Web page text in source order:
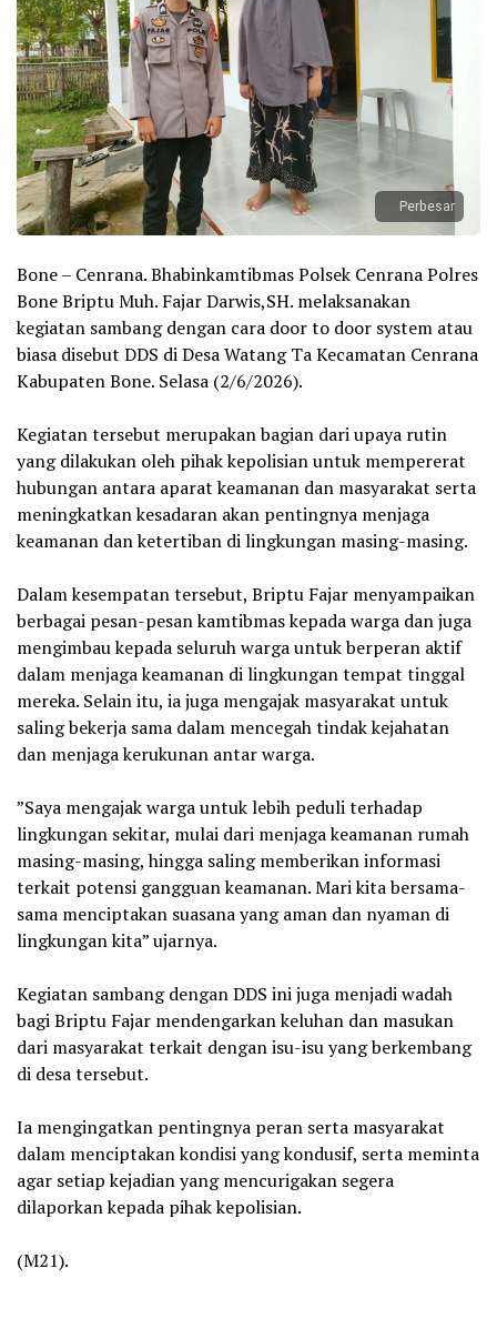
Perbesar
Bone – Cenrana. Bhabinkamtibmas Polsek Cenrana Polres
Bone Briptu Muh. Fajar Darwis,SH. melaksanakan
kegiatan sambang dengan cara door to door system atau
biasa disebut DDS di Desa Watang Ta Kecamatan Cenrana
Kabupaten Bone. Selasa (2/6/2026).
‎Kegiatan tersebut merupakan bagian dari upaya rutin
yang dilakukan oleh pihak kepolisian untuk mempererat
hubungan antara aparat keamanan dan masyarakat serta
meningkatkan kesadaran akan pentingnya menjaga
keamanan dan ketertiban di lingkungan masing-masing.
‎Dalam kesempatan tersebut, Briptu Fajar menyampaikan
berbagai pesan-pesan kamtibmas kepada warga dan juga
mengimbau kepada seluruh warga untuk berperan aktif
dalam menjaga keamanan di lingkungan tempat tinggal
mereka. Selain itu, ia juga mengajak masyarakat untuk
saling bekerja sama dalam mencegah tindak kejahatan
dan menjaga kerukunan antar warga.
‎”Saya mengajak warga untuk lebih peduli terhadap
lingkungan sekitar, mulai dari menjaga keamanan rumah
masing-masing, hingga saling memberikan informasi
terkait potensi gangguan keamanan. Mari kita bersama-
sama menciptakan suasana yang aman dan nyaman di
lingkungan kita” ujarnya.
‎Kegiatan sambang dengan DDS ini juga menjadi wadah
bagi Briptu Fajar mendengarkan keluhan dan masukan
dari masyarakat terkait dengan isu-isu yang berkembang
di desa tersebut.
‎Ia mengingatkan pentingnya peran serta masyarakat
dalam menciptakan kondisi yang kondusif, serta meminta
agar setiap kejadian yang mencurigakan segera
dilaporkan kepada pihak kepolisian.
‎(M21).